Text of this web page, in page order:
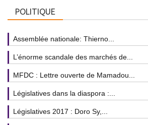
POLITIQUE
Assemblée nationale: Thierno...
L’énorme scandale des marchés de...
MFDC : Lettre ouverte de Mamadou...
Législatives dans la diaspora :...
Législatives 2017 : Doro Sy,...